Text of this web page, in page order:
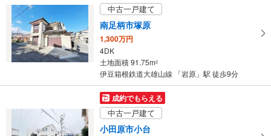
ジ
に
保
存
る
中古一戸建て
南足柄市塚原
1,300万円
4DK
土地面積 91.75m2
伊豆箱根鉄道大雄山線 「岩原」駅 徒歩9分
成約でもらえる
中古一戸建て
小田原市小台